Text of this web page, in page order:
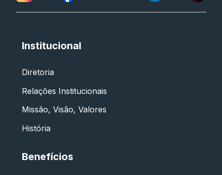
Institucional
Diretoria
Relações Institucionais
Missão, Visão, Valores
História
Benefícios